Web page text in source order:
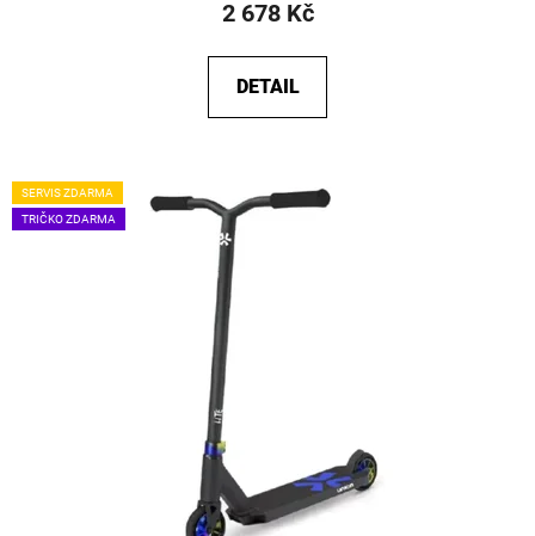
2 678 Kč
DETAIL
SERVIS ZDARMA
TRIČKO ZDARMA